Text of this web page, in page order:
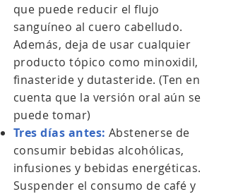
que puede reducir el flujo
sanguíneo al cuero cabelludo.
Además, deja de usar cualquier
producto tópico como minoxidil,
finasteride y dutasteride. (Ten en
cuenta que la versión oral aún se
puede tomar)
Tres días antes: Abstenerse de
consumir bebidas alcohólicas,
infusiones y bebidas energéticas.
Suspender el consumo de café y